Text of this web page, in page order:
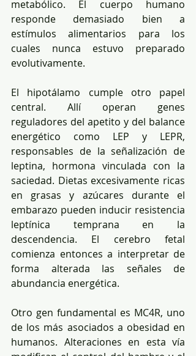
metabólico. El cuerpo humano
responde demasiado bien a
estímulos alimentarios para los
cuales nunca estuvo preparado
evolutivamente.
El hipotálamo cumple otro papel
central. Allí operan genes
reguladores del apetito y del balance
energético como LEP y LEPR,
responsables de la señalización de
leptina, hormona vinculada con la
saciedad. Dietas excesivamente ricas
en grasas y azúcares durante el
embarazo pueden inducir resistencia
leptínica temprana en la
descendencia. El cerebro fetal
comienza entonces a interpretar de
forma alterada las señales de
abundancia energética.
Otro gen fundamental es MC4R, uno
de los más asociados a obesidad en
humanos. Alteraciones en esta vía